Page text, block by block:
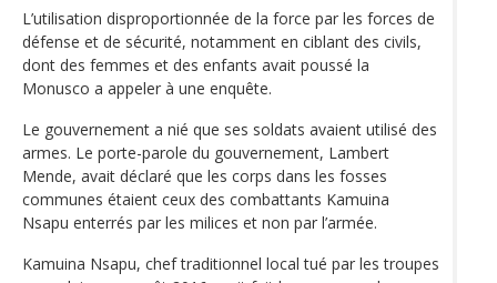
L’utilisation disproportionnée de la force par les forces de
défense et de sécurité, notamment en ciblant des civils,
dont des femmes et des enfants avait poussé la
Monusco a appeler à une enquête.
Le gouvernement a nié que ses soldats avaient utilisé des
armes. Le porte-parole du gouvernement, Lambert
Mende, avait déclaré que les corps dans les fosses
communes étaient ceux des combattants Kamuina
Nsapu enterrés par les milices et non par l’armée.
Kamuina Nsapu, chef traditionnel local tué par les troupes